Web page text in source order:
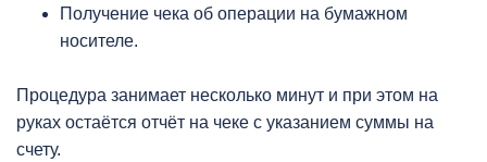
Получение чека об операции на бумажном
носителе.
Процедура занимает несколько минут и при этом на
руках остаётся отчёт на чеке с указанием суммы на
счету.